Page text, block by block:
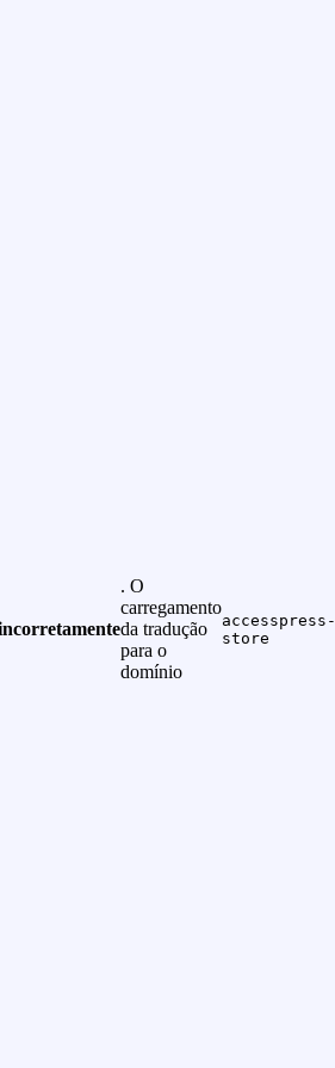
. O
carregamento
da tradução
para o
domínio
accesspress-
store